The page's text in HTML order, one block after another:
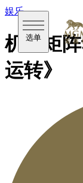
选单
娱乐
机械矩
运转》